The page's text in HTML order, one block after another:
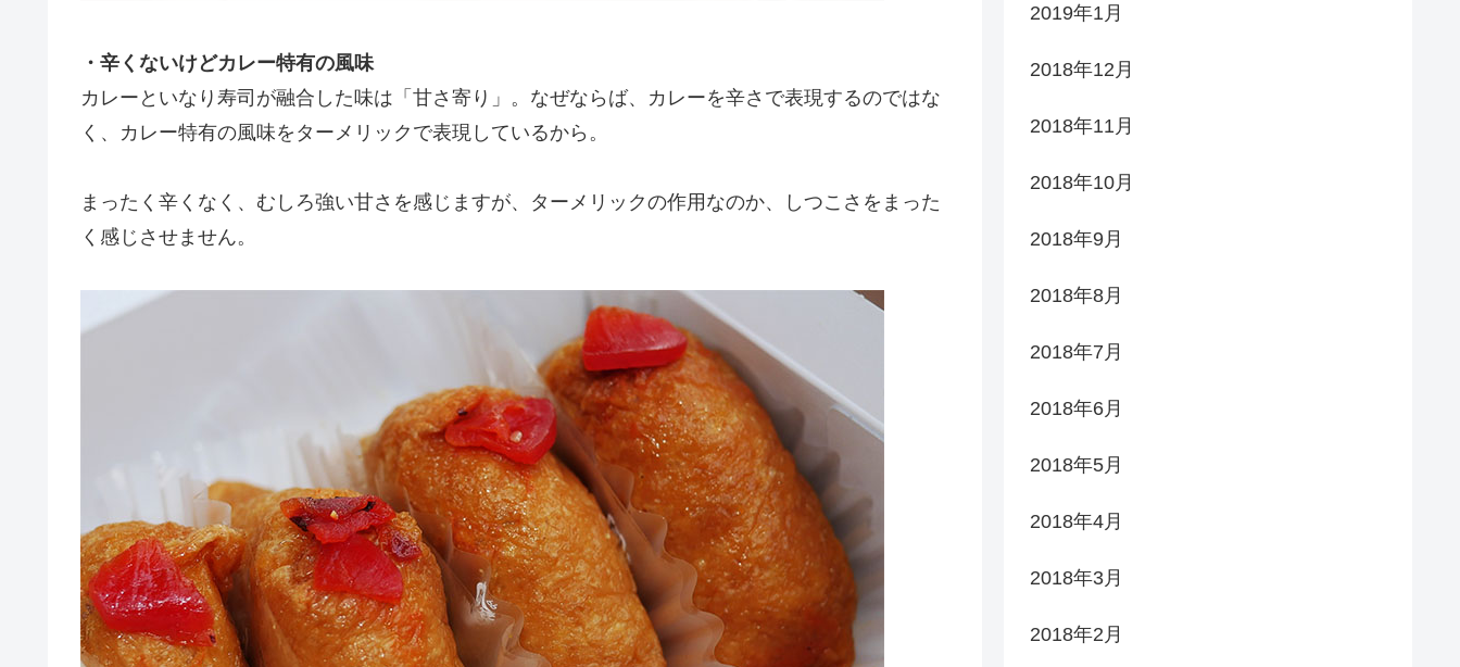
・辛くないけどカレー特有の風味
カレーといなり寿司が融合した味は「甘さ寄り」。なぜならば、カレーを辛さで表現するのではな
く、カレー特有の風味をターメリックで表現しているから。
まったく辛くなく、むしろ強い甘さを感じますが、ターメリックの作用なのか、しつこさをまった
く感じさせません。
2019年1月
2018年12月
2018年11月
2018年10月
2018年9月
2018年8月
2018年7月
2018年6月
2018年5月
2018年4月
2018年3月
2018年2月